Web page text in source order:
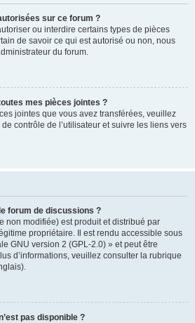
sur ce forum ?
ou interdire certains types de pièces
de savoir ce qui est autorisé ou non, nous
du forum.
mes pièces jointes ?
jointes que vous avez transférées, veuillez
contrôle de l’utilisateur et suivre les liens vers
forum de discussions ?
non modifiée) est produit et distribué par
propriétaire. Il est rendu accessible sous
GNU version 2 (GPL-2.0) » et peut être
d’informations, veuillez consulter la rubrique
pas disponible ?